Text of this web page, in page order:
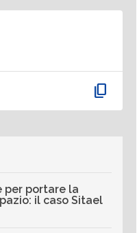
content_copy
per portare la
il caso Sitael